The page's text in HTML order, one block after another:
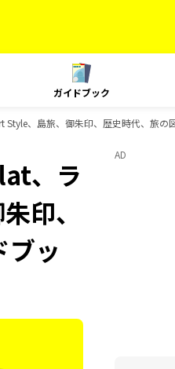
ガイドブック
、島旅、御朱印、歴史時代、旅の
、ラ
印、
ッ
AD